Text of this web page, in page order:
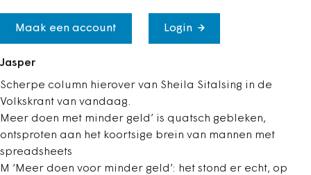
Maak een account Login
Jasper
Scherpe column hierover van Sheila Sitalsing in de
Volkskrant van vandaag.
Meer doen met minder geld’ is quatsch gebleken,
ontsproten aan het koortsige brein van mannen met
spreadsheets
M ‘Meer doen voor minder geld’: het stond er echt, op